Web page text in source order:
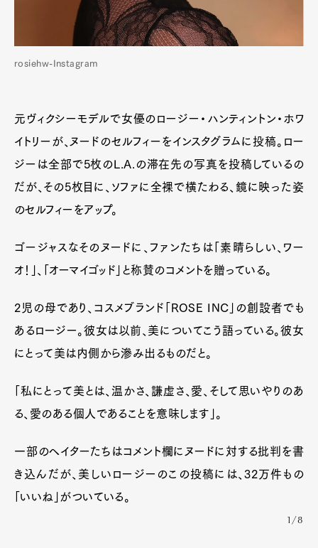
rosiehw-Instagram
元ヴィクシーモデルで女優のロージー・ハンティントン・ホワ
イトリーが、ヌードのセルフィーをインスタグラムに投稿。ロー
ジーは全部で5枚のL.A.の滞在先の写真を投稿しているの
だが、その5枚目に、ソファに全裸で横たわる、鏡に映った姿
のセルフィーをアップ。
ゴージャスなそのヌードに、ファンたちは「素晴らしい、ワー
オ！」、「オーマイゴッド」と称賛のコメントを贈っている。
2児の母であり、コスメブランド「ROSE INC」の創設者でも
あるロージー。彼女は以前、美についてこう語っている。彼女
にとって美は内側から滲み出るものだと。
「私にとって美とは、温かさ、謙虚さ、愛、そして思いやりのあ
る、愛のある個人であることを意味します」。
一部のヘイターたちはコメント欄にヌードに対する批判を書
き込んだが、美しいロージーのこの投稿には、32万件もの
「いいね」がついている。
1/8